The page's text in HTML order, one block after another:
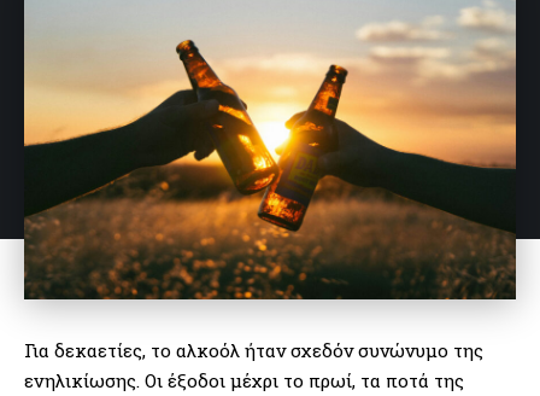
Για δεκαετίες, το αλκοόλ ήταν σχεδόν συνώνυμο της
ενηλικίωσης. Οι έξοδοι μέχρι το πρωί, τα ποτά της